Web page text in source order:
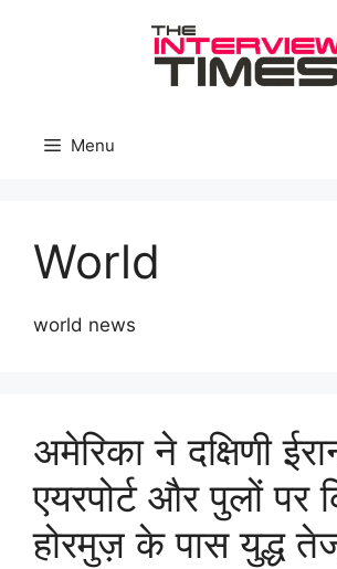
Menu
World
world news
अमेरिका ने दक्षिणी
एयरपोर्ट और पुलों पर
होरमुज़ के पास युद्ध